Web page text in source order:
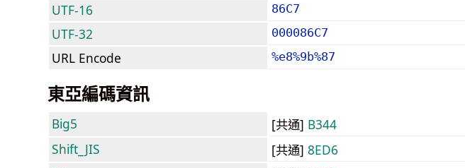
UTF-16 86C7
UTF-32 000086C7
URL Encode %e8%9b%87
東亞編碼資訊
Big5 [共通] B344
Shift_JIS
[共通] 8ED6